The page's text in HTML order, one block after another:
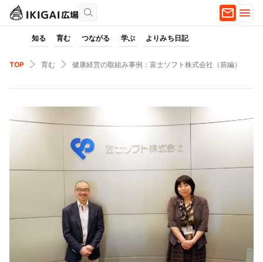
知る 育む つながる 学ぶ よりみち日記
TOP 育む 健康経営の取組み事例：富士ソフト株式会社（前編）